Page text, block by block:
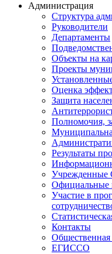
Администрация
Структура
Руководители
Департаменты
Объекты на
Проекты
Оценка
Защита
Полномочия,
Результаты
Официальные
Участие в
Контакты
ЕГИССО